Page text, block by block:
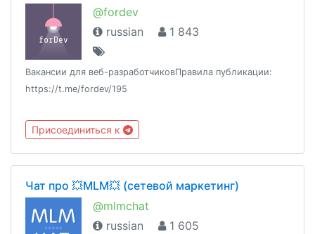
@fordev
russian
1 843
Вакансии для веб-разработчиковПравила публикации:
https://t.me/fordev/195
Присоединиться к
Чат про 💥MLM💥 (сетевой маркетинг)
@mlmchat
russian
1 605